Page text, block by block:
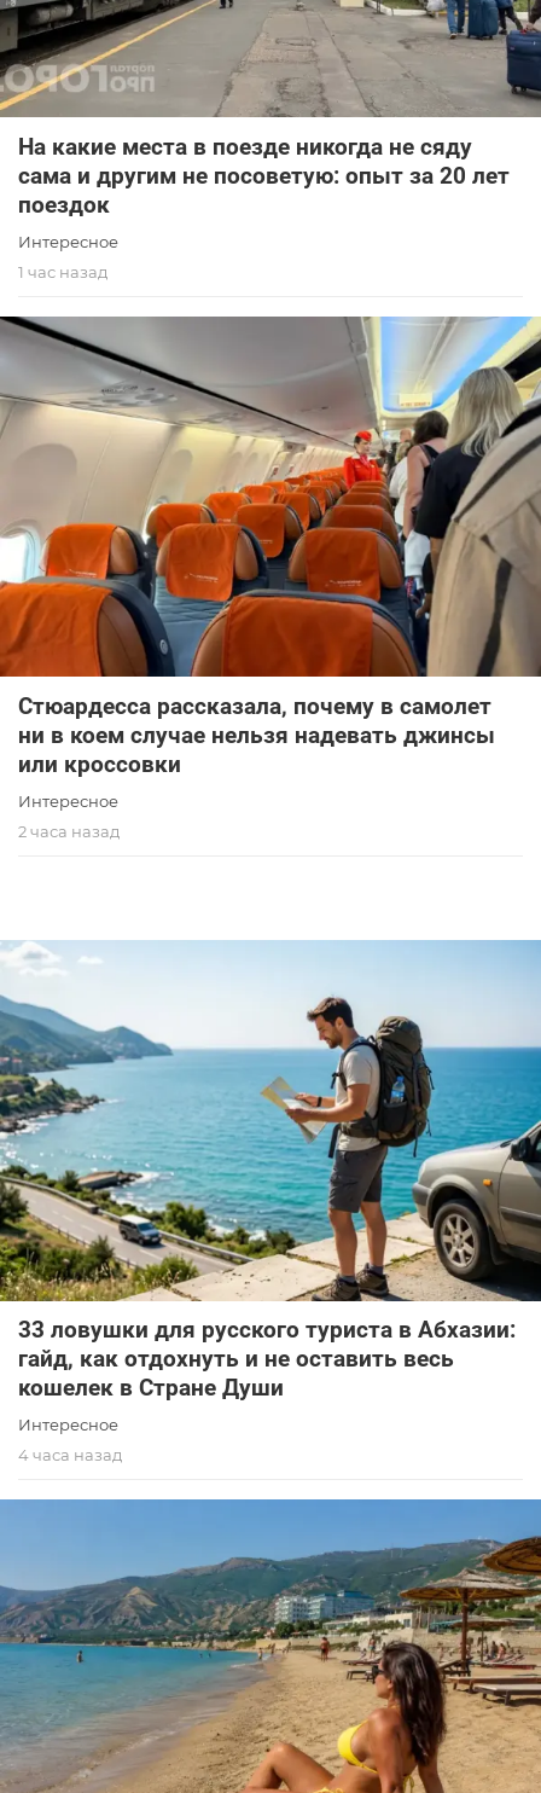
На какие места в поезде никогда не сяду
сама и другим не посоветую: опыт за 20 лет
поездок
Интересное
1 час назад
Стюардесса рассказала, почему в самолет
ни в коем случае нельзя надевать джинсы
или кроссовки
Интересное
2 часа назад
33 ловушки для русского туриста в Абхазии:
гайд, как отдохнуть и не оставить весь
кошелек в Стране Души
Интересное
4 часа назад